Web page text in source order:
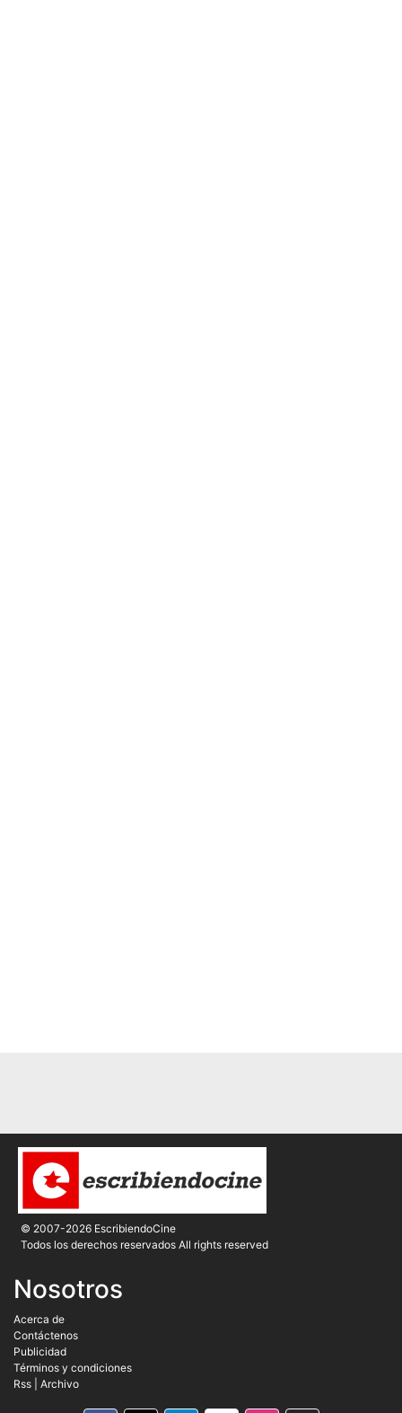
© 2007-2026 EscribiendoCine
Todos los derechos reservados All rights reserved
Nosotros
Acerca de
Contáctenos
Publicidad
Términos y condiciones
Rss
Archivo